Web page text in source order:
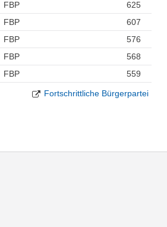
FBP
625
FBP
607
FBP
576
FBP
568
FBP 559
Fortschrittliche Bürgerpartei